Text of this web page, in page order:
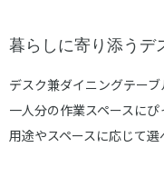
暮らしに寄り添うデ
デスク兼ダイニングテー
一人分の作業スペースに
用途やスペースに応じて選